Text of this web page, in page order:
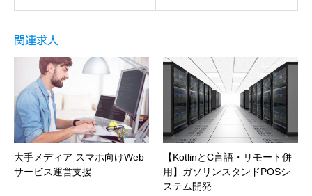
関連求人
大手メディア スマホ向けWeb
サービス運営支援
【KotlinとC言語・リモート併
用】ガソリンスタンドPOSシ
ステム開発